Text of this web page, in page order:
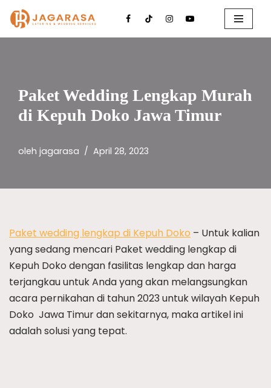
Paket Wedding Lengkap Murah
di Kepuh Doko Jawa Timur
oleh jagarasa April 28, 2023
Paket wedding lengkap di Kepuh Doko – Untuk kalian
yang sedang mencari Paket wedding lengkap di
Kepuh Doko dengan fasilitas lengkap dan harga
terjangkau untuk Anda yang akan melangsungkan
acara pernikahan di tahun 2023 untuk wilayah Kepuh
Doko  Jawa Timur dan sekitarnya, maka artikel ini
adalah solusi yang tepat.